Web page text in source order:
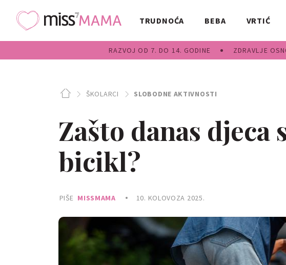
TRUDNOĆA BEBA VRTIĆ
RAZVOJ OD 7. DO 14. GODINE ZDRAVLJE
ŠKOLARCI SLOBODNE AKTIVNOSTI
Zašto danas djeca
bicikl?
PIŠE MISSMAMA 10. KOLOVOZA 2025.